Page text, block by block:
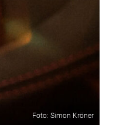
Foto: Simon Kröner